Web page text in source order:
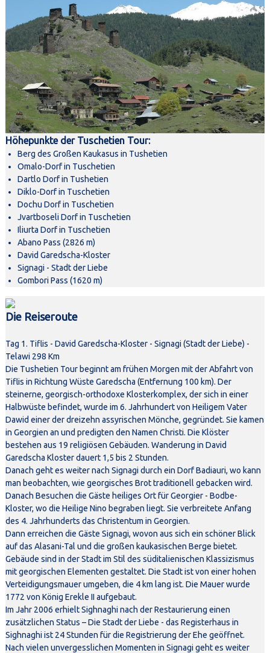
Höhepunkte der Tuschetien Tour:
Berg des Großen Kaukasus in Tushetien
Omalo-Dorf in Tuschetien
Dartlo Dorf in Tushetien
Diklo-Dorf in Tuschetien
Dochu Dorf in Tuschetien
Jvartboseli Dorf in Tuschetien
Iliurta Dorf in Tuschetien
Abano Pass (2826 m)
David Garedscha-Kloster
Signagi - Stadt der Liebe
Gombori Pass (1620 m)
Die Reiseroute
Tag 1. Tiflis - David Garedscha-Kloster - Signagi (Stadt der Liebe) -
Telawi 298 Km
Die Tushetien Tour beginnt am frühen Morgen mit der Abfahrt von
Tiflis in Richtung Wüste Garedscha (Entfernung 100 km). Der
steinerne, georgisch-orthodoxe Klosterkomplex, der sich in einer
Halbwüste befindet, wurde im 6. Jahrhundert von Heiligem Vater
Dawid einer der dreizehn assyrischen Mönche, gegründet. Sie kamen
in Georgien an und predigten den Namen Christi. Die Klöster
bestehen aus 19 religiösen Gebäuden. Wanderung in David
Garedscha Kloster dauert 1,5 bis 2 Stunden.
Danach geht es weiter nach Signagi durch ein Dorf Badiauri, wo kann
man beobachten, wie georgisches Brot traditionell gebacken wird.
Danach Besuchen die Gäste heiliges Ort für Georgier - Bodbe-
Kloster, wo die Heilige Nino begraben liegt. Sie verbreitete Anfang
des 4. Jahrhunderts das Christentum in Georgien.
Dann erreichen die Gäste Signagi, wovon aus sich ein schöner Blick
auf das Alasani-Tal und die großen kaukasischen Berge bietet.
Gebäude sind in der Stadt im Stil des süditalienischen Klassizismus
mit georgischen Elementen gestaltet. Die Stadt ist von einer hohen
Verteidigungsmauer umgeben, die 4 km lang ist. Die Mauer wurde
1772 von König Erekle II aufgebaut.
Im Jahr 2006 erhielt Sighnaghi nach der Restaurierung einen
zusätzlichen Status – Die Stadt der Liebe - das Registerhaus in
Sighnaghi ist 24 Stunden für die Registrierung der Ehe geöffnet.
Nach vielen unvergesslichen Momenten in Signagi geht es weiter